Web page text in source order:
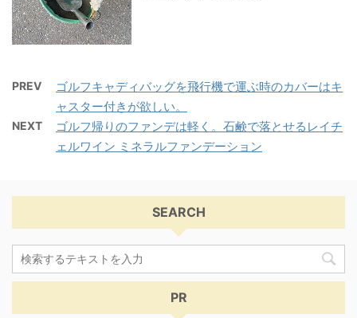
PREV
ゴルフキャディバッグを飛行機で運ぶ時のカバーはキ
ャスター付きが欲しい。
NEXT
ゴルフ帰りのファンデは軽く。石鹸で落とせるレイチ
ェルワイン ミネラルファンデーション
SEARCH
PR